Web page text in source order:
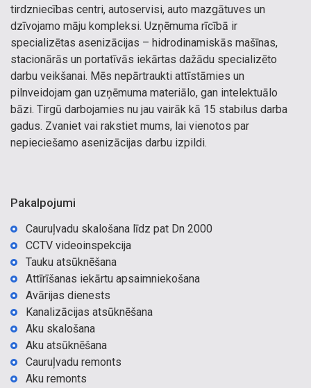
tirdzniecības centri, autoservisi, auto mazgātuves un
dzīvojamo māju kompleksi. Uzņēmuma rīcībā ir
specializētas asenizācijas – hidrodinamiskās mašīnas,
stacionārās un portatīvās iekārtas dažādu specializēto
darbu veikšanai. Mēs nepārtraukti attīstāmies un
pilnveidojam gan uzņēmuma materiālo, gan intelektuālo
bāzi. Tirgū darbojamies nu jau vairāk kā 15 stabilus darba
gadus. Zvaniet vai rakstiet mums, lai vienotos par
nepieciešamo asenizācijas darbu izpildi.
Pakalpojumi
Cauruļvadu skalošana līdz pat Dn 2000
CCTV videoinspekcija
Tauku atsūknēšana
Attīrīšanas iekārtu apsaimniekošana
Avārijas dienests
Kanalizācijas atsūknēšana
Aku skalošana
Aku atsūknēšana
Cauruļvadu remonts
Aku remonts